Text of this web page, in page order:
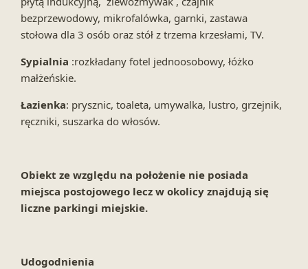
bezprzewodowy, mikrofalówka, garnki, zastawa
stołowa dla 3 osób oraz stół z trzema krzesłami, TV.
Sypialnia :rozkładany fotel jednoosobowy, łóżko
małżeńskie.
Łazienka: prysznic, toaleta, umywalka, lustro, grzejnik,
ręczniki, suszarka do włosów.
Obiekt ze względu na położenie nie posiada
miejsca postojowego lecz w okolicy znajdują się
liczne parkingi miejskie.
Udogodnienia